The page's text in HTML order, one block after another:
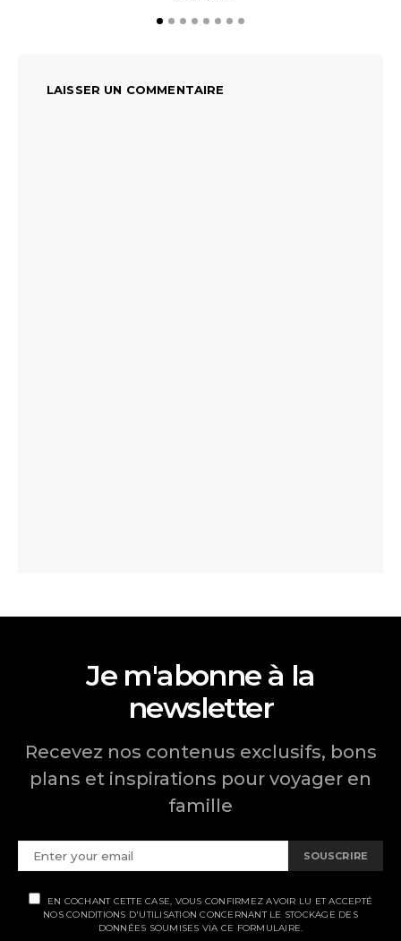
LAISSER UN COMMENTAIRE
Je m'abonne à la
newsletter
Recevez nos contenus exclusifs, bons
plans et inspirations pour voyager en
famille
SOUSCRIRE
EN COCHANT CETTE CASE, VOUS CONFIRMEZ AVOIR LU ET ACCEPTÉ
NOS CONDITIONS D'UTILISATION CONCERNANT LE STOCKAGE DES
DONNÉES SOUMISES VIA CE FORMULAIRE.